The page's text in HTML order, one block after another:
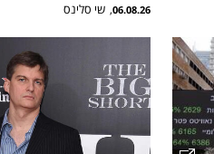
06.08.26
, שי סלינס